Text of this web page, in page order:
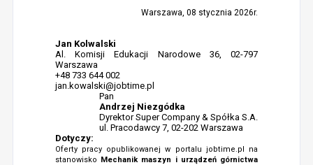
Warszawa, 08 stycznia 2026r.
Jan Kolwalski
Al. Komisji Edukacji Narodowe 36, 02-797
Warszawa
+48 733 644 002
jan.kowalski@jobtime.pl
Pan
Andrzej Niezgódka
Dyrektor Super Company & Spółka S.A.
ul. Pracodawcy 7, 02-202 Warszawa
Dotyczy:
Oferty pracy opublikowanej w portalu jobtime.pl na
stanowisko Mechanik maszyn i urządzeń górnictwa